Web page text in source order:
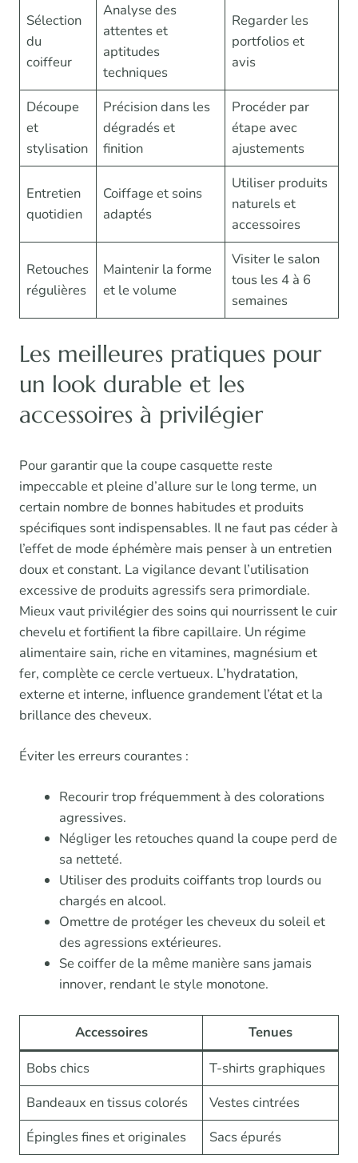
Sélection
du
coiffeur
Analyse des
attentes et
aptitudes
techniques
Regarder les
portfolios et
avis
Découpe
et
stylisation
Précision dans les
dégradés et
finition
Procéder par
étape avec
ajustements
Entretien
quotidien
Coiffage et soins
adaptés
Utiliser produits
naturels et
accessoires
Retouches
régulières
Maintenir la forme
et le volume
Visiter le salon
tous les 4 à 6
semaines
Les meilleures pratiques pour
un look durable et les
accessoires à privilégier
Pour garantir que la coupe casquette reste
impeccable et pleine d’allure sur le long terme, un
certain nombre de bonnes habitudes et produits
spécifiques sont indispensables. Il ne faut pas céder à
l’effet de mode éphémère mais penser à un entretien
doux et constant. La vigilance devant l’utilisation
excessive de produits agressifs sera primordiale.
Mieux vaut privilégier des soins qui nourrissent le cuir
chevelu et fortifient la fibre capillaire. Un régime
alimentaire sain, riche en vitamines, magnésium et
fer, complète ce cercle vertueux. L’hydratation,
externe et interne, influence grandement l’état et la
brillance des cheveux.
Éviter les erreurs courantes :
Recourir trop fréquemment à des colorations
agressives.
Négliger les retouches quand la coupe perd de
sa netteté.
Utiliser des produits coiffants trop lourds ou
chargés en alcool.
Omettre de protéger les cheveux du soleil et
des agressions extérieures.
Se coiffer de la même manière sans jamais
innover, rendant le style monotone.
Accessoires
Tenues
Bobs chics
T-shirts graphiques
Bandeaux en tissus colorés
Vestes cintrées
Épingles fines et originales
Sacs épurés